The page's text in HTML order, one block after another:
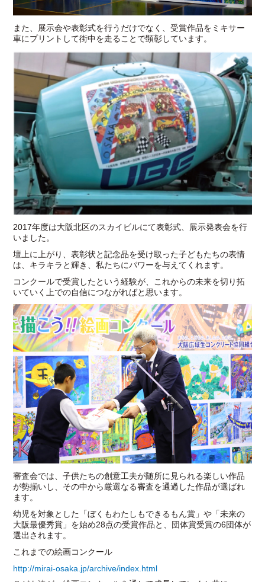
また、展示会や表彰式を行うだけでなく、受賞作品をミキサー
車にプリントして街中を走ることで顕彰しています。
2017年度は大阪北区のスカイビルにて表彰式、展示発表会を行
いました。
壇上に上がり、表彰状と記念品を受け取った子どもたちの表情
は、キラキラと輝き、私たちにパワーを与えてくれます。
コンクールで受賞したという経験が、これからの未来を切り拓
いていく上での自信につながればと思います。
審査会では、子供たちの創意工夫が随所に見られる楽しい作品
が勢揃いし、その中から厳選なる審査を通過した作品が選ばれ
ます。
幼児を対象とした「ぼくもわたしもできるもん賞」や「未来の
大阪最優秀賞」を始め28点の受賞作品と、団体賞受賞の6団体が
選出されます。
これまでの絵画コンクール
http://mirai-osaka.jp/archive/index.html